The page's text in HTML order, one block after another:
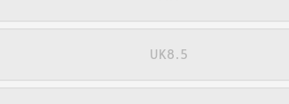
UK8.5